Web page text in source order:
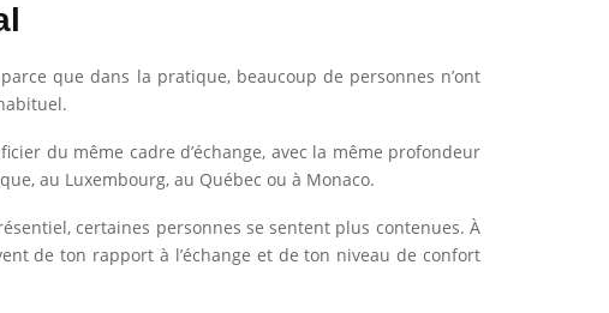
que dans la pratique, beaucoup de personnes n’ont
du même cadre d’échange, avec la même profondeur
au Luxembourg, au Québec ou à Monaco.
certaines personnes se sentent plus contenues. À
de ton rapport à l’échange et de ton niveau de confort